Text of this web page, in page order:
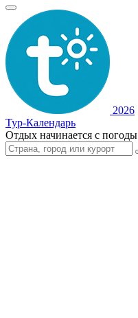
2026
Тур-Календарь
Отдых начинается с погоды